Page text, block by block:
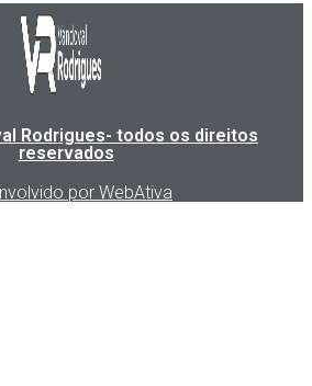
Rodrigues- todos os direitos
reservados
por WebAtiva